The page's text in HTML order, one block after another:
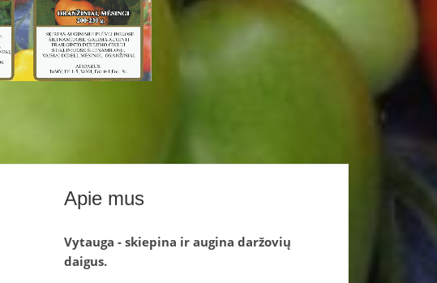
Apie mus
Vytauga - skiepina ir augina daržovių
daigus.